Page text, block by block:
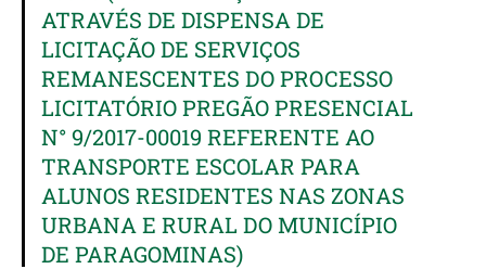
ATRAVÉS DE DISPENSA DE
LICITAÇÃO DE SERVIÇOS
REMANESCENTES DO PROCESSO
LICITATÓRIO PREGÃO PRESENCIAL
N° 9/2017-00019 REFERENTE AO
TRANSPORTE ESCOLAR PARA
ALUNOS RESIDENTES NAS ZONAS
URBANA E RURAL DO MUNICÍPIO
DE PARAGOMINAS)